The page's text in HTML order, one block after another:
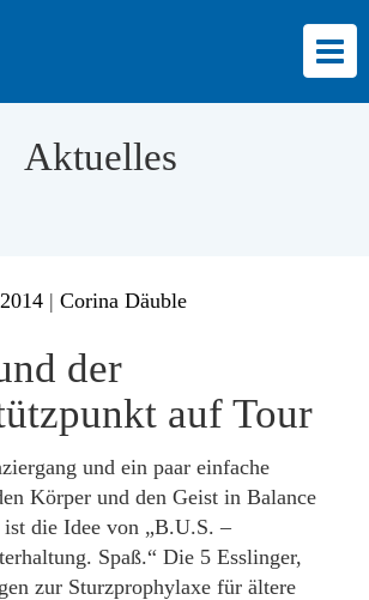
Aktuelles
| Corina Däuble
der
auf Tour
und ein paar einfache
Körper und den Geist in Balance
ist die Idee von „B.U.S. –
Spaß.“ Die 5 Esslinger,
zur Sturzprophylaxe für ältere